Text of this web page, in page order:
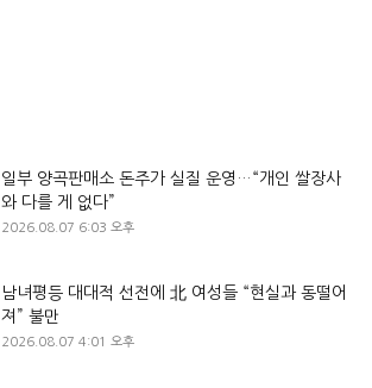
일부 양곡판매소 돈주가 실질 운영…“개인 쌀장사
와 다를 게 없다”
2026.08.07 6:03 오후
남녀평등 대대적 선전에 北 여성들 “현실과 동떨어
져” 불만
2026.08.07 4:01 오후